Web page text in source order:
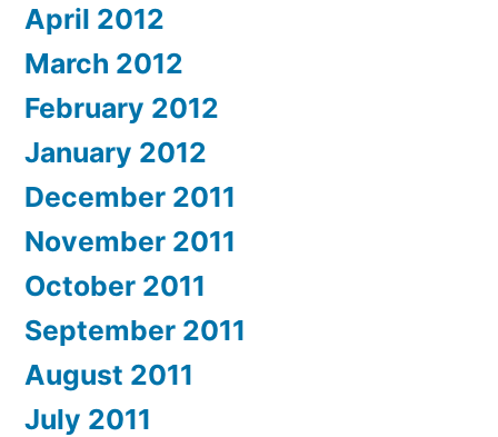
April 2012
March 2012
February 2012
January 2012
December 2011
November 2011
October 2011
September 2011
August 2011
July 2011